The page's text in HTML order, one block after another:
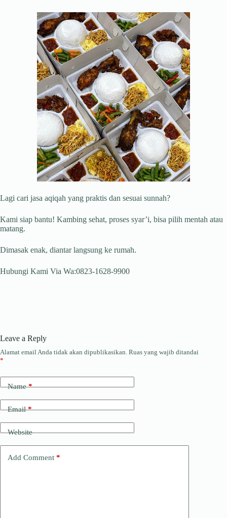
Lagi cari jasa aqiqah yang praktis dan sesuai sunnah?
Kami siap bantu! Kambing sehat, proses syar’i, bisa pilih mentah atau
matang.
Dimasak enak, diantar langsung ke rumah.
Hubungi Kami Via Wa:0823-1628-9900
Leave a Reply
Alamat email Anda tidak akan dipublikasikan. Ruas yang wajib ditandai
*
Name*
Email*
Website
Add Comment *